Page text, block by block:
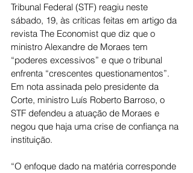
Tribunal Federal (STF) reagiu neste
sábado, 19, às críticas feitas em artigo da
revista The Economist que diz que o
ministro Alexandre de Moraes tem
“poderes excessivos” e que o tribunal
enfrenta “crescentes questionamentos”.
Em nota assinada pelo presidente da
Corte, ministro Luís Roberto Barroso, o
STF defendeu a atuação de Moraes e
negou que haja uma crise de confiança na
instituição.
“O enfoque dado na matéria corresponde